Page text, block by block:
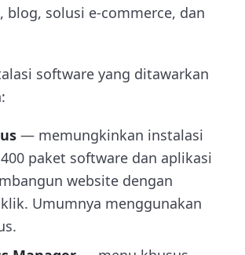
blog, solusi e-commerce, dan
software yang ditawarkan
— memungkinkan instalasi
paket software dan aplikasi
website dengan
Umumnya menggunakan